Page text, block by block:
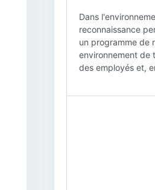
Dans
reconnaissance
un programme de
environnement de
des employés et,